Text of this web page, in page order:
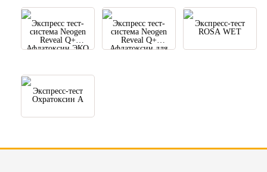
Экспресс тест-
система Neogen
Reveal Q+
Афлатоксин ЭКО
определения
Экспресс тест-
система Neogen
Reveal Q+
Афлатоксин для
Экспресс-тест
ROSA WET
Экспресс-тест
Охратоксин А